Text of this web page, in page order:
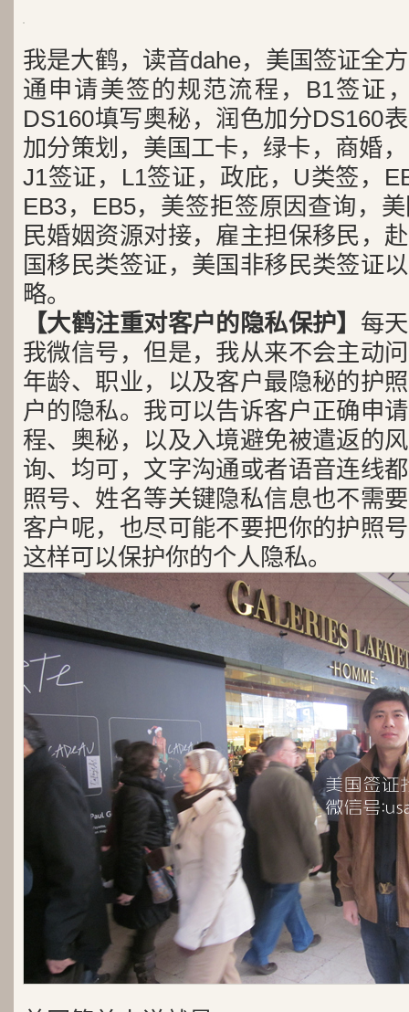
我是大鹤，读音dahe，美国签证全
通申请美签的规范流程，B1签证
DS160填写奥秘，润色加分DS160
加分策划，美国工卡，绿卡，商婚
J1签证，L1签证，政庇，U类签，
EB3，EB5，美签拒签原因查询，
民婚姻资源对接，雇主担保移民，
国移民类签证，美国非移民类签证
略。
【大鹤注重对客户的隐私保护】 每
我微信号，但是，我从来不会主动
年龄、职业，以及客户最隐秘的护
户的隐私。我可以告诉客户正确申
程、奥秘，以及入境避免被遣返的
询、均可，文字沟通或者语音连线
照号、姓名等关键隐私信息也不需
客户呢，也尽可能不要把你的护照
这样可以保护你的个人隐私。